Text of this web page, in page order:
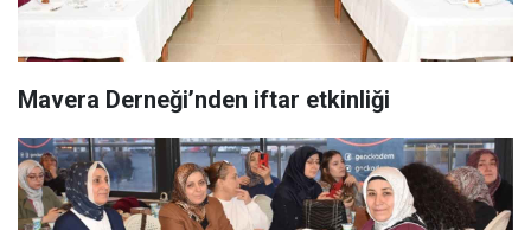
Mavera Derneği’nden iftar etkinliği